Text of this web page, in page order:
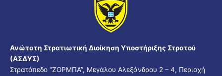
Ανώτατη Στρατιωτική Διοίκηση Υποστήριξης Στρατού
(ΑΣΔΥΣ)
Στρατόπεδο “ΖΟΡΜΠΑ”, Μεγάλου Αλεξάνδρου 2 – 4, Περιοχή